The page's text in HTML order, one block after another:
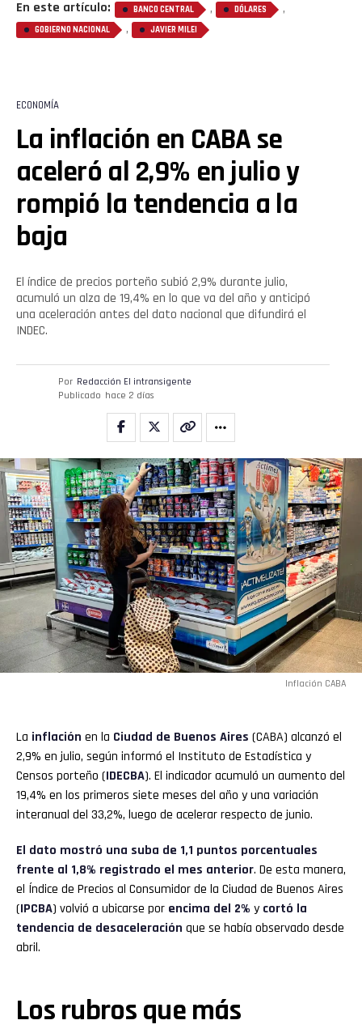
En este artículo: BANCO CENTRAL , DÓLARES ,
GOBIERNO NACIONAL , JAVIER MILEI
ECONOMÍA
La inflación en CABA se
aceleró al 2,9% en julio y
rompió la tendencia a la
baja
El índice de precios porteño subió 2,9% durante julio,
acumuló un alza de 19,4% en lo que va del año y anticipó
una aceleración antes del dato nacional que difundirá el
INDEC.
Por Redacción El intransigente
Publicado hace 2 días
Inflación CABA
La inflación en la Ciudad de Buenos Aires (CABA) alcanzó el
2,9% en julio, según informó el Instituto de Estadística y
Censos porteño (IDECBA). El indicador acumuló un aumento del
19,4% en los primeros siete meses del año y una variación
interanual del 33,2%, luego de acelerar respecto de junio.
El dato mostró una suba de 1,1 puntos porcentuales
frente al 1,8% registrado el mes anterior. De esta manera,
el Índice de Precios al Consumidor de la Ciudad de Buenos Aires
(IPCBA) volvió a ubicarse por encima del 2% y cortó la
tendencia de desaceleración que se había observado desde
abril.
Los rubros que más